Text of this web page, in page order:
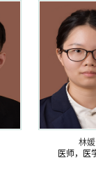
林媛
医师，医